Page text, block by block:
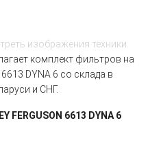
изображения техники.
комплект фильтров на
DYNA 6 со склада в
и СНГ.
FERGUSON 6613 DYNA 6